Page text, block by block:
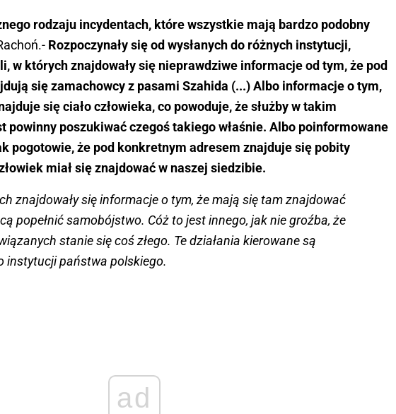
rodzaju incydentach, które wszystkie mają bardzo podobny
Rozpoczynały się od wysłanych do różnych instytucji,
w których znajdowały się nieprawdziwe informacje od tym, że pod
się zamachowcy z pasami Szahida (...) Albo informacje o tym,
się ciało człowieka, co powoduje, że służby w takim
powinny poszukiwać czegoś takiego właśnie. Albo poinformowane
pogotowie, że pod konkretnym adresem znajduje się pobity
miał się znajdować w naszej siedzibie.
znajdowały się informacje o tym, że mają się tam znajdować
popełnić samobójstwo. Cóż to jest innego, jak nie groźba, że
stanie się coś złego. Te działania kierowane są
instytucji państwa polskiego.
ad